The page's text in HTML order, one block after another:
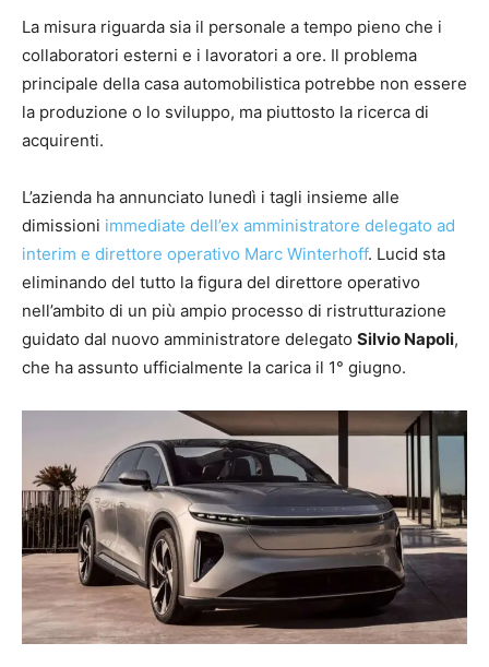
La misura riguarda sia il personale a tempo pieno che i
collaboratori esterni e i lavoratori a ore. Il problema
principale della casa automobilistica potrebbe non essere
la produzione o lo sviluppo, ma piuttosto la ricerca di
acquirenti.
L’azienda ha annunciato lunedì i tagli insieme alle
dimissioni immediate dell’ex amministratore delegato ad
interim e direttore operativo Marc Winterhoff. Lucid sta
eliminando del tutto la figura del direttore operativo
nell’ambito di un più ampio processo di ristrutturazione
guidato dal nuovo amministratore delegato Silvio Napoli,
che ha assunto ufficialmente la carica il 1° giugno.